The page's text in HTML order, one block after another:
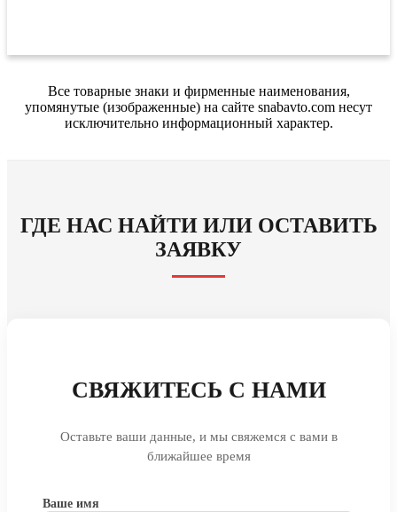
Все товарные знаки и фирменные наименования,
упомянутые (изображенные) на сайте snabavto.com несут
исключительно информационный характер.
ГДЕ НАС НАЙТИ ИЛИ ОСТАВИТЬ
ЗАЯВКУ
СВЯЖИТЕСЬ С НАМИ
Оставьте ваши данные, и мы свяжемся с вами в
ближайшее время
Ваше имя